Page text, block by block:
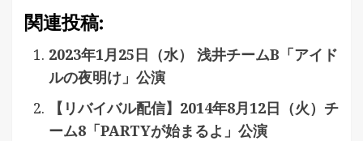
関連投稿:
2023年1月25日（水） 浅井チームB「アイド
ルの夜明け」公演
【リバイバル配信】2014年8月12日（火）チ
ーム8「PARTYが始まるよ」公演